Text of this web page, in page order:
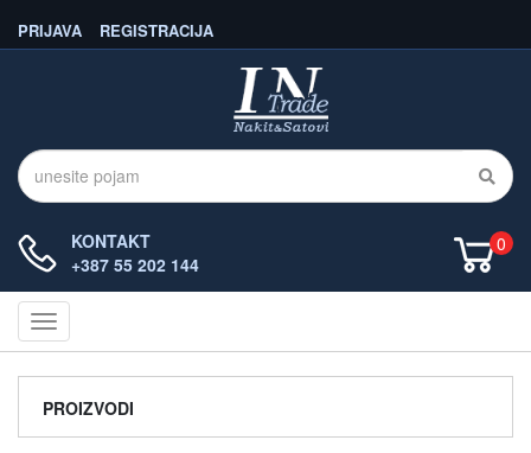
REGISTRACIJA
PRIJAVA
KONTAKT
+387 55 202 144
0
Navigacija
PROIZVODI